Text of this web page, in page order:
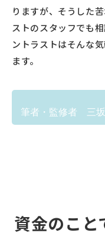
りますが、そうした
ストのスタッフでも
ントラストはそんな
ます。
筆者・監修者 三坂
資金のこと